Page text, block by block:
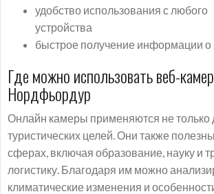
удобство использования с любого
устройства
быстрое получение информации о
Где можно использовать веб-
Нордфьордур
Онлайн камеры применяются не только
туристических целей. Они также
сферах, включая образование, науку и
логистику. Благодаря им можно
климатические изменения и